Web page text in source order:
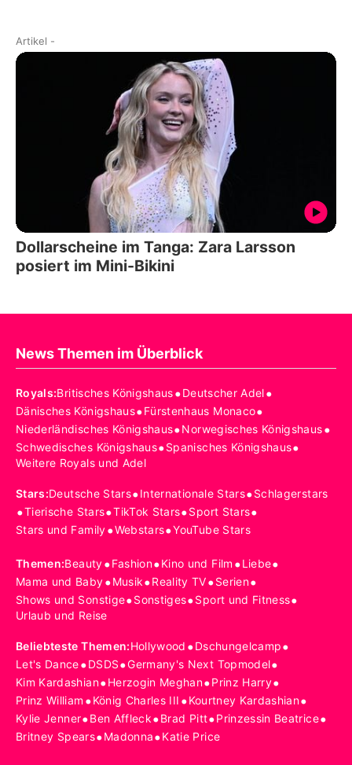
Artikel -
Dollarscheine im Tanga: Zara Larsson
posiert im Mini-Bikini
News Themen im Überblick
Royals:Britisches Königshaus•Deutscher Adel•
Dänisches Königshaus•Fürstenhaus Monaco•
Niederländisches Königshaus•Norwegisches Königshaus•
Schwedisches Königshaus•Spanisches Königshaus•
Weitere Royals und Adel
Stars:Deutsche Stars•Internationale Stars•Schlagerstars
•Tierische Stars•TikTok Stars•Sport Stars•
Stars und Family•Webstars•YouTube Stars
Themen:Beauty•Fashion•Kino und Film •Liebe•
Mama und Baby•Musik•Reality TV•Serien•
Shows und Sonstige•Sonstiges•Sport und Fitness•
Urlaub und Reise
Beliebteste Themen:Hollywood •Dschungelcamp•
Let's Dance•DSDS•Germany's Next Topmodel•
Kim Kardashian•Herzogin Meghan•Prinz Harry•
Prinz William •König Charles III •Kourtney Kardashian•
Kylie Jenner•Ben Affleck•Brad Pitt•Prinzessin Beatrice•
Britney Spears•Madonna•Katie Price